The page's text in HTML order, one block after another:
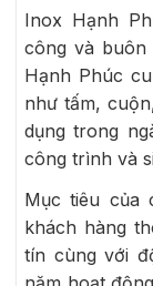
Inox Hạnh
công và buôn
Hạnh Phúc
như tấm,
dụng trong
công trình và
Mục tiêu của
khách hàng
tín cùng với